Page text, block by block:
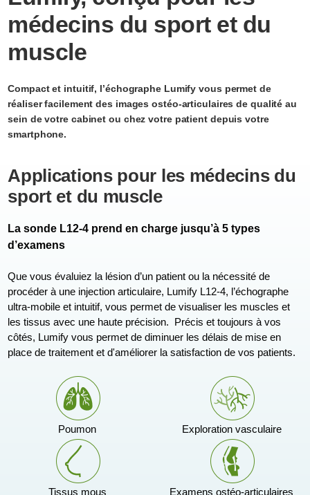
médecins du sport et du
muscle
Compact et intuitif, l’échographe Lumify vous permet de
réaliser facilement des images ostéo-articulaires de qualité au
sein de votre cabinet ou chez votre patient depuis votre
smartphone.
Applications pour les médecins du
sport et du muscle
La sonde L12-4 prend en charge jusqu’à 5 types
d’examens
Que vous évaluiez la lésion d’un patient ou la nécessité de
procéder à une injection articulaire, Lumify L12-4, l’échographe
ultra-mobile et intuitif, vous permet de visualiser les muscles et
les tissus avec une haute précision. Précis et toujours à vos
côtés, Lumify vous permet de diminuer les délais de mise en
place de traitement et d'améliorer la satisfaction de vos patients.
Poumon Exploration vasculaire
Tissus mous Examens ostéo-articulaires